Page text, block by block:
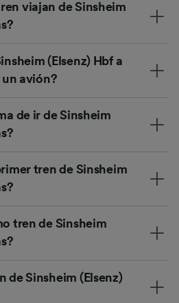
viajan de Sinsheim
(Elsenz) Hbf a
un avión?
de ir de Sinsheim
tren de Sinsheim
tren de Sinsheim
de Sinsheim (Elsenz)